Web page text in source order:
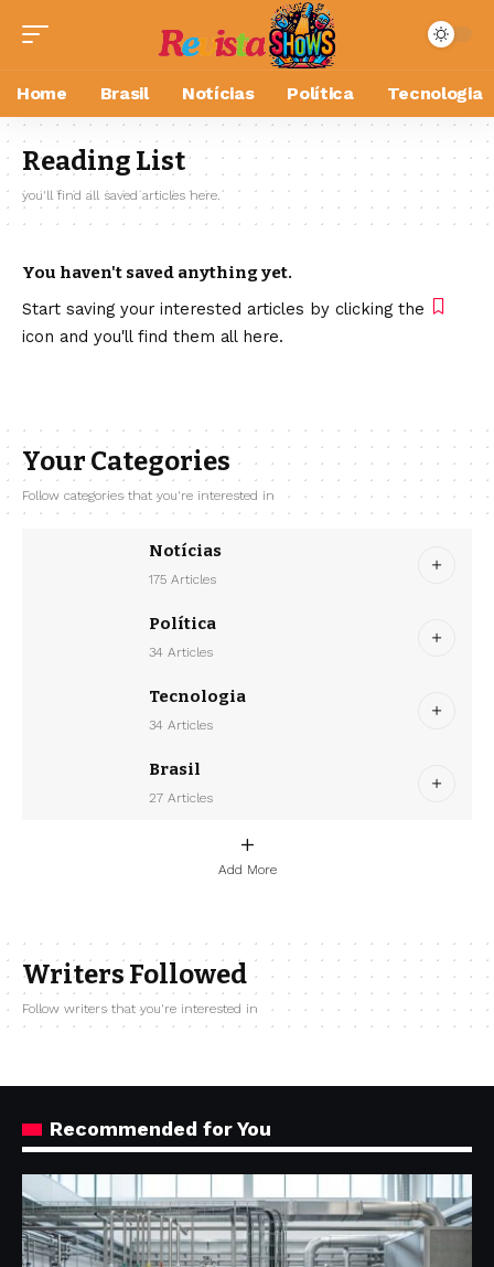
Home Brasil Notícias Política Tecnologia
Reading List
you'll find all saved articles here.
You haven't saved anything yet.
Start saving your interested articles by clicking the
icon and you'll find them all here.
Your Categories
Follow categories that you're interested in
Notícias
175 Articles
Política
34 Articles
Tecnologia
34 Articles
Brasil
27 Articles
Add More
Writers Followed
Follow writers that you're interested in
Recommended for You